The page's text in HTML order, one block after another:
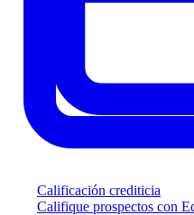
Calificación crediticia
Califique prospectos con